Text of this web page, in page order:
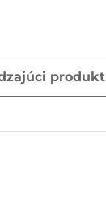
produkt